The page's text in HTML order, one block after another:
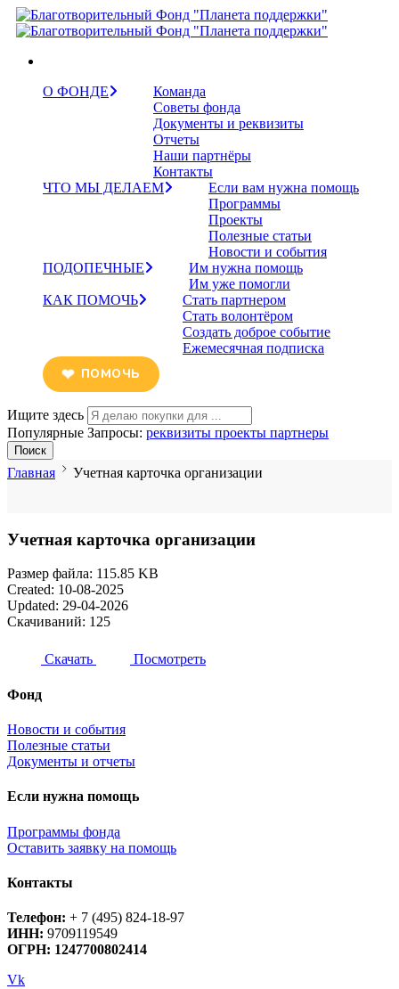
О ФОНДЕ
Команда
Советы фонда
Документы и реквизиты
Отчеты
Наши партнёры
Контакты
ЧТО МЫ ДЕЛАЕМ
Если вам нужна помощь
Программы
Проекты
Полезные статьи
Новости и события
ПОДОПЕЧНЫЕ
Им нужна помощь
Им уже помогли
КАК ПОМОЧЬ
Стать партнером
Стать волонтёром
Создать доброе событие
Ежемесячная подписка
ПОМОЧЬ
Ищите здесь
Популярные Запросы: реквизиты проекты партнеры
Поиск
Главная Учетная карточка организации
Учетная карточка организации
Размер файла: 115.85 KB
Created: 10-08-2025
Updated: 29-04-2026
Скачиваний: 125
Скачать Посмотреть
Фонд
Новости и события
Полезные статьи
Документы и отчеты
Если нужна помощь
Программы фонда
Оставить заявку на помощь
Контакты
Телефон: + 7 (495) 824-18-97
ИНН: 9709119549
ОГРН: 1247700802414
Vk